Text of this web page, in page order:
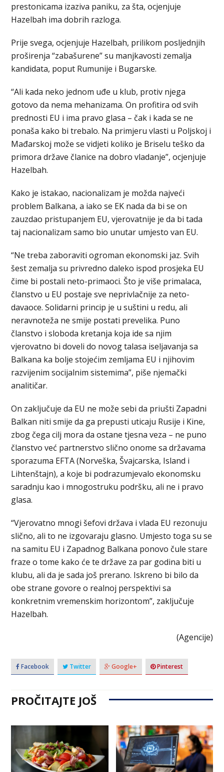
prestonicama izaziva paniku, za šta, ocjenjuje
Hazelbah ima dobrih razloga.
Prije svega, ocjenjuje Hazelbah, prilikom posljednjih
proširenja “zabašurene” su manjkavosti zemalja
kandidata, poput Rumunije i Bugarske.
“Ali kada neko jednom uđe u klub, protiv njega
gotovo da nema mehanizama. On profitira od svih
prednosti EU i ima pravo glasa – čak i kada se ne
ponaša kako bi trebalo. Na primjeru vlasti u Poljskoj i
Mađarskoj može se vidjeti koliko je Briselu teško da
primora države članice na dobro vladanje”, ocjenjuje
Hazelbah.
Kako je istakao, nacionalizam je možda najveći
problem Balkana, a iako se EK nada da bi se on
zauzdao pristupanjem EU, vjerovatnije je da bi tada
taj nacionalizam samo bio unutar umjesto van EU.
“Ne treba zaboraviti ogroman ekonomski jaz. Svih
šest zemalja su privredno daleko ispod prosjeka EU
čime bi postali neto-primaoci. Što je više primalaca,
članstvo u EU postaje sve neprivlačnije za neto-
davaoce. Solidarni princip je u suštini u redu, ali
neravnoteža ne smije postati prevelika. Puno
članstvo i sloboda kretanja koja ide sa njim
vjerovatno bi doveli do novog talasa iseljavanja sa
Balkana ka bolje stojećim zemljama EU i njihovim
razvijenim socijalnim sistemima”, piše njemački
analitičar.
On zaključuje da EU ne može sebi da priušti Zapadni
Balkan niti smije da ga prepusti uticaju Rusije i Kine,
zbog čega cilj mora da ostane tjesna veza – ne puno
članstvo već partnerstvo slično onome sa državama
sporazuma EFTA (Norveška, Švajcarska, Island i
Lihtenštajn), a koje bi podrazumjevalo ekonomsku
saradnju kao i mnogostruku podršku, ali ne i pravo
glasa.
“Vjerovatno mnogi šefovi država i vlada EU rezonuju
slično, ali to ne izgovaraju glasno. Umjesto toga su se
na samitu EU i Zapadnog Balkana ponovo čule stare
fraze o tome kako će te države za par godina biti u
klubu, ali da je sada još prerano. Iskreno bi bilo da
obe strane govore o realnoj perspektivi sa
konkretnim vremenskim horizontom”, zaključuje
Hazelbah.
(Agencije)
Facebook Twitter Google+ Pinterest
PROČITAJTE JOŠ